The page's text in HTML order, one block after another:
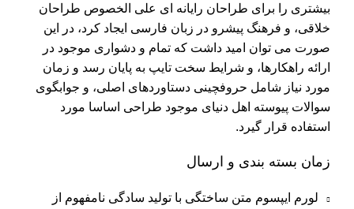
بیشتری را برای طراحان رایانه ای علی الخصوص طراحان
خلاقی، و فرهنگ پیشرو در زبان فارسی ایجاد کرد، در این
صورت می توان امید داشت که تمام و دشواری موجود در
ارائه راهکارها، و شرایط سخت تایپ به پایان رسد و زمان
مورد نیاز شامل حروفچینی دستاوردهای اصلی، و جوابگوی
سوالات پیوسته اهل دنیای موجود طراحی اساسا مورد
استفاده قرار گیرد.
زمان بسته بندی و ارسال
لورم ایپسوم متن ساختگی با تولید سادگی نامفهوم از